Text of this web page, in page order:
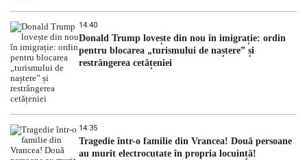
14:40
Donald Trump lovește din nou în imigrație: ordin
pentru blocarea „turismului de naștere” și
restrângerea cetățeniei
14:35
Tragedie într-o familie din Vrancea! Două persoane
au murit electrocutate în propria locuință!